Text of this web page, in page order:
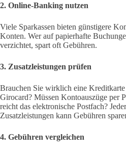
2. Online-Banking nutzen
Viele Sparkassen bieten günstigere
Konten. Wer auf papierhafte
verzichtet, spart oft Gebühren.
3. Zusatzleistungen prüfen
Brauchen Sie wirklich eine
Girocard? Müssen Kontoauszüge per
reicht das elektronische Postfach?
Zusatzleistungen kann Gebühren
4. Gebühren vergleichen